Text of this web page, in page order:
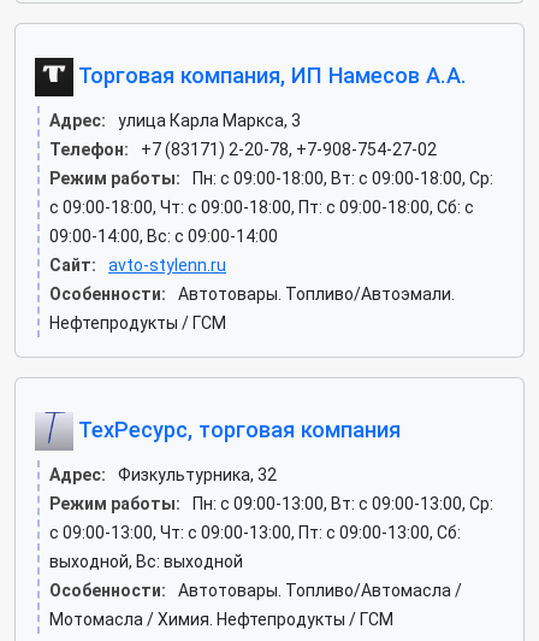
Торговая компания, ИП Намесов А.А.
Адрес:
улица Карла Маркса, 3
Телефон:
+7 (83171) 2-20-78, +7-908-754-27-02
Режим работы:
Пн: c 09:00-18:00, Вт: c 09:00-18:00, Ср:
c 09:00-18:00, Чт: c 09:00-18:00, Пт: c 09:00-18:00, Сб: c
09:00-14:00, Вс: c 09:00-14:00
Сайт:
avto-stylenn.ru
Особенности:
Автотовары. Топливо/Автоэмали.
Нефтепродукты / ГСМ
ТехРесурс, торговая компания
Адрес:
Физкультурника, 32
Режим работы:
Пн: c 09:00-13:00, Вт: c 09:00-13:00, Ср:
c 09:00-13:00, Чт: c 09:00-13:00, Пт: c 09:00-13:00, Сб:
выходной, Вс: выходной
Особенности:
Автотовары. Топливо/Автомасла /
Мотомасла / Химия. Нефтепродукты / ГСМ